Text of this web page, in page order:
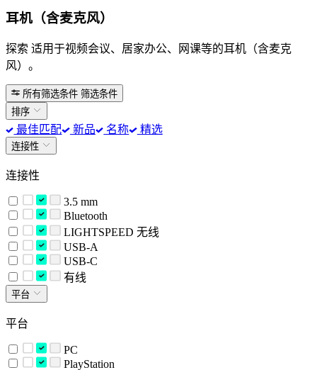
耳机（含麦克风）
探索 适用于视频会议、居家办公、网课等的耳机（含麦克
风）。
所有筛选条件 筛选条件
排序
最佳匹配 新品 名称 精选
连接性
连接性
3.5 mm
Bluetooth
LIGHTSPEED 无线
USB-A
USB-C
有线
平台
平台
PC
PlayStation